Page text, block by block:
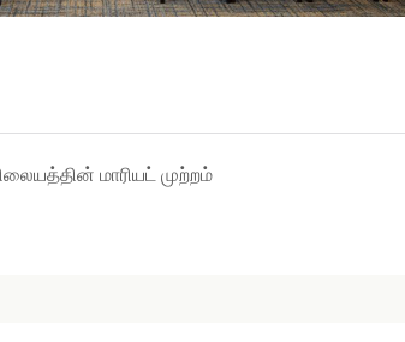
மாரியட் முற்றம்